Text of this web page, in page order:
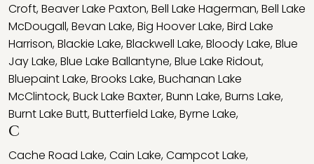
Croft,Beaver Lake Paxton,Bell Lake Hagerman,Bell Lake
McDougall,Bevan Lake,Big Hoover Lake,Bird Lake
Harrison,Blackie Lake,Blackwell Lake,Bloody Lake,Blue
Jay Lake,Blue Lake Ballantyne,Blue Lake Ridout,
Bluepaint Lake,Brooks Lake,Buchanan Lake
McClintock,Buck Lake Baxter,Bunn Lake,Burns Lake,
Burnt Lake Butt,Butterfield Lake,Byrne Lake,
C
Cache Road Lake,Cain Lake,Campcot Lake,